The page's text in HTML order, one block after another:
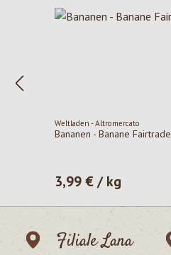
Weltladen - Altromercato
Bananen - Banane Fairtrade
Prezzo normale:
3,99 € / kg
Filiale Lana